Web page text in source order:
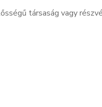
társaság vagy